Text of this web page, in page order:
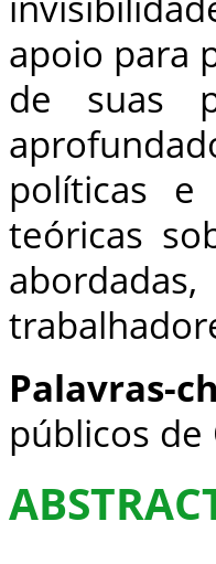
apoio para
de suas
políticas e
teóricas
Palavras-
públicos de